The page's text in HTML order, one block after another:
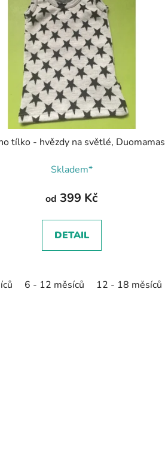
tílko - hvězdy na světlé, Duomamas
Skladem*
od 399 Kč
DETAIL
6 - 12 měsíců 12 - 18 měsíců